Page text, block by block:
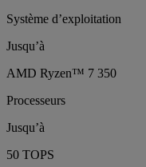
Système d’exploitation
Jusqu’à
AMD Ryzen™ 7 350
Processeurs
Jusqu’à
50 TOPS